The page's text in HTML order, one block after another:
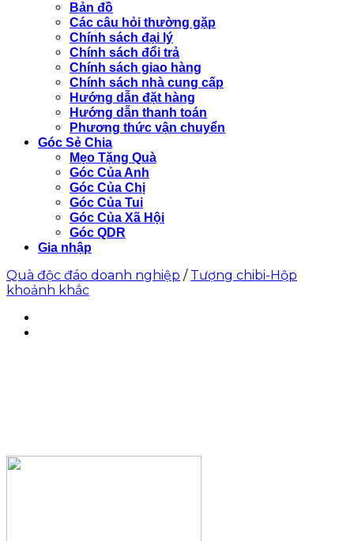
Bản đồ
Các câu hỏi thường gặp
Chính sách đại lý
Chính sách đổi trả
Chính sách giao hàng
Chính sách nhà cung cấp
Hướng dẫn đặt hàng
Hướng dẫn thanh toán
Phương thức vận chuyển
Góc Sẻ Chia
Mẹo Tặng Quà
Góc Của Anh
Góc Của Chị
Góc Của Tui
Góc Của Xã Hội
Góc QDR
Gia nhập
Quà độc đáo doanh nghiệp / Tượng chibi-Hộp
khoảnh khắc